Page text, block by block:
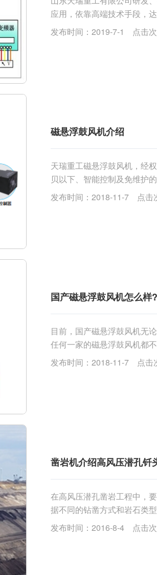
应用，依靠高端技术手段，
了稳定、可靠和**率的完美结
发布时间：2019-7-1 点击
磁悬浮鼓风机介绍
天瑞重工磁悬浮鼓风机，经
贝以下、智能控制及免维护
仅产品性价比高，还具有快
发布时间：2018-11-7 点击
国产磁悬浮鼓风机怎么样?
目前，国产磁悬浮鼓风机无
任何一家的磁悬浮鼓风机都
以解决，一般代理商和经销
发布时间：2018-11-7 点击
凿岩机介绍高风压潜孔钎
在高风压潜孔凿岩工程中，
据不同的钻凿方式和岩石类
寸，钻头体硬度等一系列因
因此选择适用的钻头在凿岩
发布时间：2016-8-4 点击